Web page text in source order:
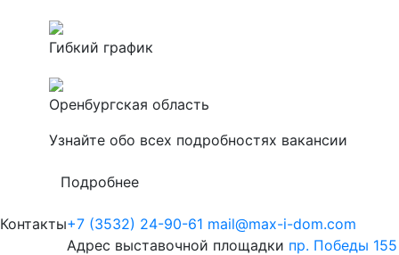
Гибкий график
Оренбургская область
Узнайте обо всех подробностях вакансии
Подробнее
Контакты+7 (3532) 24-90-61 mail@max-i-dom.com
Адрес выставочной площадки пр. Победы 155